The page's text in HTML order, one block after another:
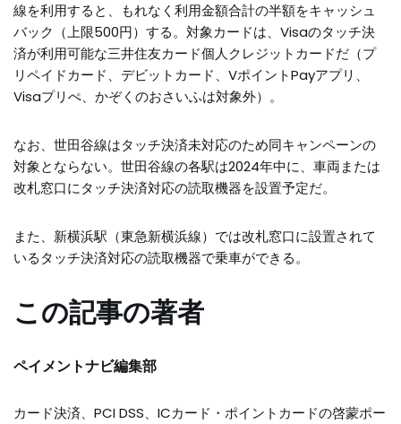
線を利用すると、もれなく利用金額合計の半額をキャッシュ
バック（上限500円）する。対象カードは、Visaのタッチ決
済が利用可能な三井住友カード個人クレジットカードだ（プ
リペイドカード、デビットカード、VポイントPayアプリ、
Visaプリぺ、かぞくのおさいふは対象外）。
なお、世田谷線はタッチ決済未対応のため同キャンペーンの
対象とならない。世田谷線の各駅は2024年中に、車両または
改札窓口にタッチ決済対応の読取機器を設置予定だ。
また、新横浜駅（東急新横浜線）では改札窓口に設置されて
いるタッチ決済対応の読取機器で乗車ができる。
この記事の著者
ペイメントナビ編集部
カード決済、PCI DSS、ICカード・ポイントカードの啓蒙ポー